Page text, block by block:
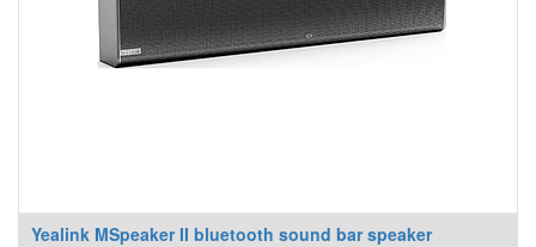
Yealink MSpeaker II bluetooth sound bar speaker